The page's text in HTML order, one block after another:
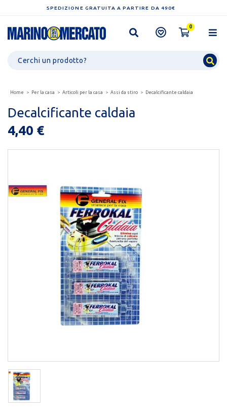
SPEDIZIONE GRATUITA A PARTIRE DA 490€
0
Home Per la casa Articoli per la casa Assi da stiro Decalcificante caldaia
Decalcificante caldaia
4,40 €